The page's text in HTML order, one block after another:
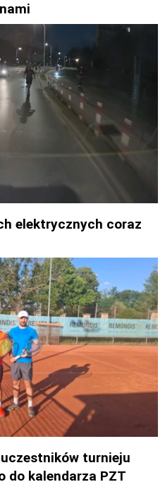
elektrycznych coraz
turnieju
do kalendarza PZT